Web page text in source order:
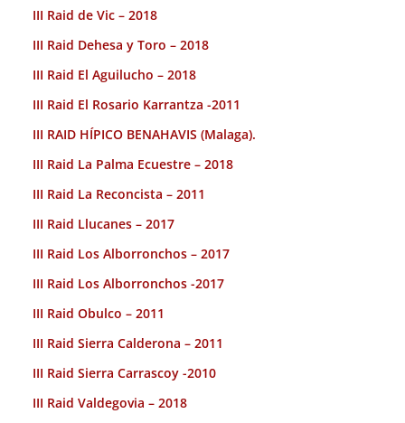
III Raid de Vic – 2018
III Raid Dehesa y Toro – 2018
III Raid El Aguilucho – 2018
III Raid El Rosario Karrantza -2011
III RAID HÍPICO BENAHAVIS (Malaga).
III Raid La Palma Ecuestre – 2018
III Raid La Reconcista – 2011
III Raid Llucanes – 2017
III Raid Los Alborronchos – 2017
III Raid Los Alborronchos -2017
III Raid Obulco – 2011
III Raid Sierra Calderona – 2011
III Raid Sierra Carrascoy -2010
III Raid Valdegovia – 2018